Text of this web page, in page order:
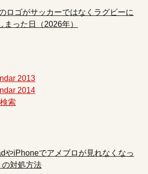
ロゴがサッカーではなくラグビーに
まった日（2026年）
2013
2014
索
やiPhoneでアメブロが見れなくなっ
の対処方法